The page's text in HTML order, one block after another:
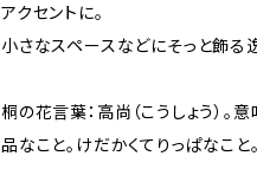
アクセントに。
小さなスペースなどにそっと飾る
桐の花言葉：高尚（こうしょう）。
品なこと。けだかくてりっぱなこと